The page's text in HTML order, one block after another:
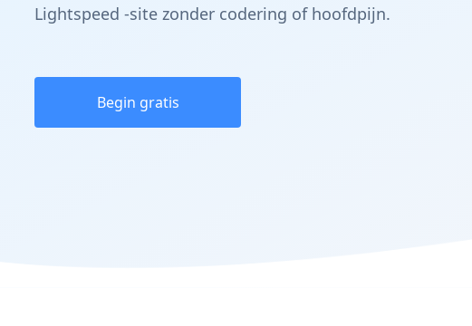
Lightspeed -site zonder codering of hoofdpijn.
Begin gratis